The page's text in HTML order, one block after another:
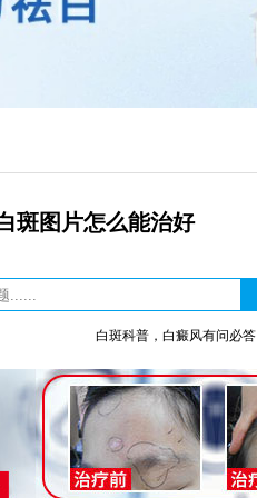
斑图片怎么能治好
白斑科普，白癜风有问必答